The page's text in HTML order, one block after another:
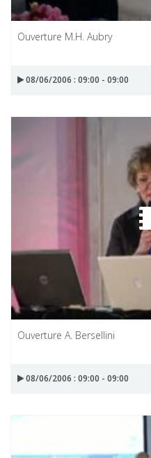
Ouverture M.H. Aubry
08/06/2006 : 09:00 - 09:00
Ouverture A. Bersellini
08/06/2006 : 09:00 - 09:00